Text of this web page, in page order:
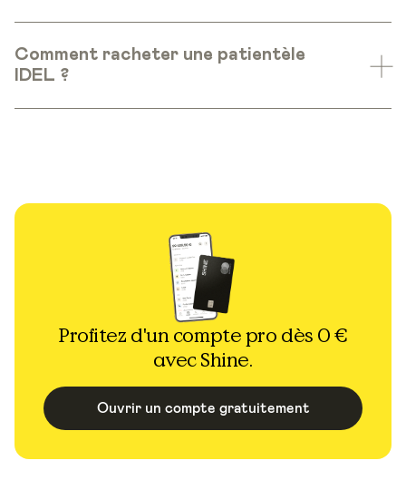
Comment racheter une patientèle
IDEL ?
Profitez d'un compte pro dès 0 €
avec Shine.
Ouvrir un compte gratuitement